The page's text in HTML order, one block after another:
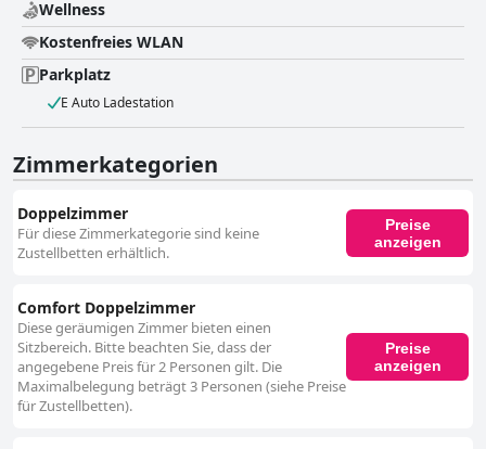
Wellness
Kostenfreies WLAN
Parkplatz
E Auto Ladestation
Zimmerkategorien
Doppelzimmer
Für diese Zimmerkategorie sind keine
Zustellbetten erhältlich.
Preise
anzeigen
Comfort Doppelzimmer
Diese geräumigen Zimmer bieten einen
Sitzbereich. Bitte beachten Sie, dass der
angegebene Preis für 2 Personen gilt. Die
Maximalbelegung beträgt 3 Personen (siehe Preise
für Zustellbetten).
Preise
anzeigen